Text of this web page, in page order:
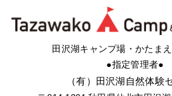
田沢湖キャンプ場・かたま
●指定管理者●
（有）田沢湖自然体験